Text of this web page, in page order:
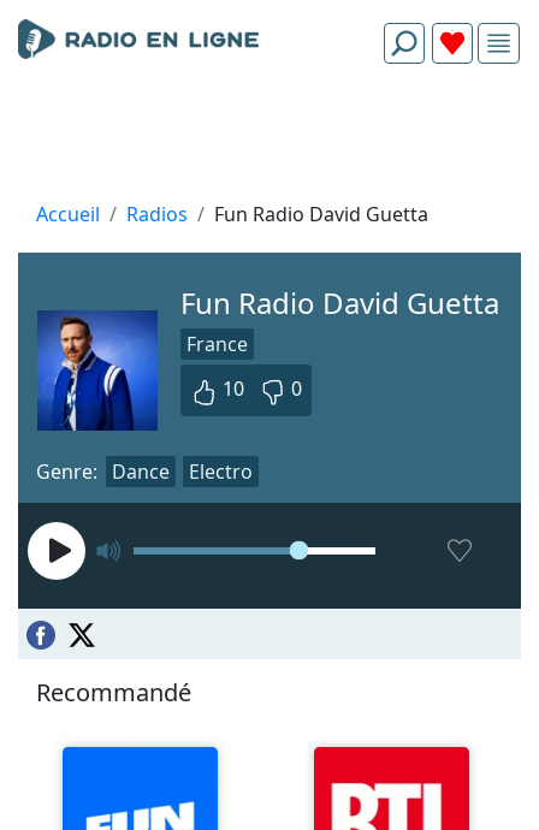
Accueil Radios Fun Radio David Guetta
Fun Radio David Guetta
France
10
0
Genre: Dance Electro
Recommandé